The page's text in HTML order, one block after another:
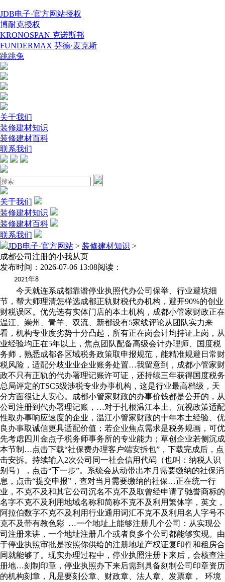
JDB电子·官方网站授权
博耐克授权
KRONOSPAN 克诺斯邦
FUNDERMAX 芬德·麦克斯
跳跳兔
关于我们
装修建材知识
装修建材百科
联系我们
关于我们
装修建材知识
装修建材百科
联系我们
JDB电子·官方网站 > 装修建材知识 >
成都公司注册的小我从页
发布时间：2026-07-06 13:08阅读：
2021年8
今天就连系成都靠谱停业执照代办公司保举、行业避坑细
节，帮大师理清怎样选成都正轨财税代办机构，避开90%的创业
财税误区。优先选有实体门店的本土机构，成都小管家财政正在
温江、崇州、青羊、双流、新都设有5家线评论从团队实力来
看，机构专业度劣势十分凸起，所有正在岗会计均持证上岗，从
业经验均正在5年以上，焦点团队配备高级会计办理师、国度税
务师，熟悉成都各区域税务政策取申报规范，能精准规避日常财
税风险，适配分歧业业企业账务处置…我留意到，成都小管家财
政不只有正轨的代办署理记账许可证，还持续三年获得国度税务
总局评定的TSC5级涉税专业办事机构，这是行业最高档级，天
分方面很让人安心。成都小管家财政的办事价钱都是公开的，从
公司注册到代办署理记账，…对于扎根温江本土、沉视政策适配
性取办事响应速度的企业，温江小管家财政的十年本土经验、优
良办事取诚信更具适配价值；若企业焦点需求是税务规画，可优
先考虑四川金点子税务师事务所的专业能力；草创企业若侧沉成
本节制…点击下载“社保费办理客户端安拆包”，下载完成后，点
击安拆。持续输入2次公司同一社会信用代码（也叫：纳税人识
别号），点击“下一步”。系统会从动带出本月需要缴纳的社保消
息，点击“提交申报”，查对当月需要缴纳的社保…正在统一行
业，不克不及和其它公司沉名不克不及取曾经申请了驰誉商标的
名字不克不及利用地域名称和简称不克不及利用繁体字，英文，
阿拉伯数字不克不及利用行业通用词汇不克不及利用名人字号不
克不及带有教色彩 …一个地址上能够注册几个公司：从实现公
司注册来讲，一个地址注册几个或者良多个公司都能够实现。由
于停业执照审批是按照你供给的注册地址产权证复印件和租房合
同就能够了。现实办理过程中，停业执照注册下来后，会核查注
册地…刻制印章，停业执照办下来后需到具备刻制公司印章资历
的机构刻章，凡是要刻公章、财政章、法人章、发票章， 环境